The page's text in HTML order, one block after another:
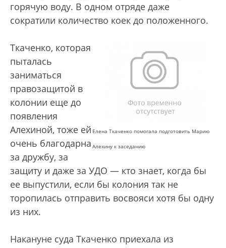
горячую воду. В одном отряде даже
сократили количество коек до положенного.
Елена Ткаченко помогала подготовить Марию
Алехину к заседанию
Ткаченко, которая
пыталась
заниматься
правозащитой в
колонии еще до
появления
Алехиной, тоже ей
очень благодарна
за дружбу, за
защиту и даже за УДО — кто знает, когда бы
ее выпустили, если бы колония так не
торопилась отправить восвояси хотя бы одну
из них.
Накануне суда Ткаченко приехала из